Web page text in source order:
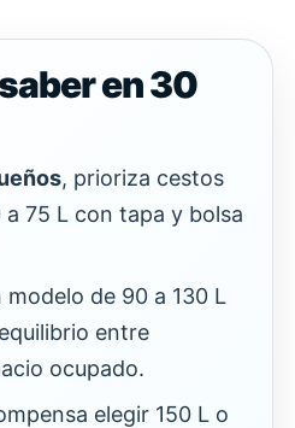
en 30
, prioriza cestos
75 L con tapa y bolsa
modelo de 90 a 130 L
entre
ocupado.
elegir 150 L o